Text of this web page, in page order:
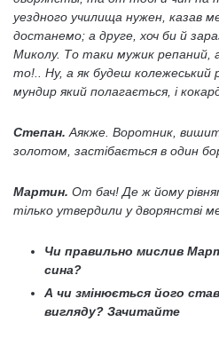
уездного училища нужен, казав
достанемо; а друге, хоч би й
Миколу. То таки мужик репаний,
то!.. Ну, а як будеш колежеський
мундир який полагається, і
Степан. Аякже. Воротник,
золотом, застібається в один
Мартин. От бач! Де ж йому
тілько утвердили у дворянстві
Чи правильно мислив
сина?
А чи змінюється його
вигляду? Зачитайте